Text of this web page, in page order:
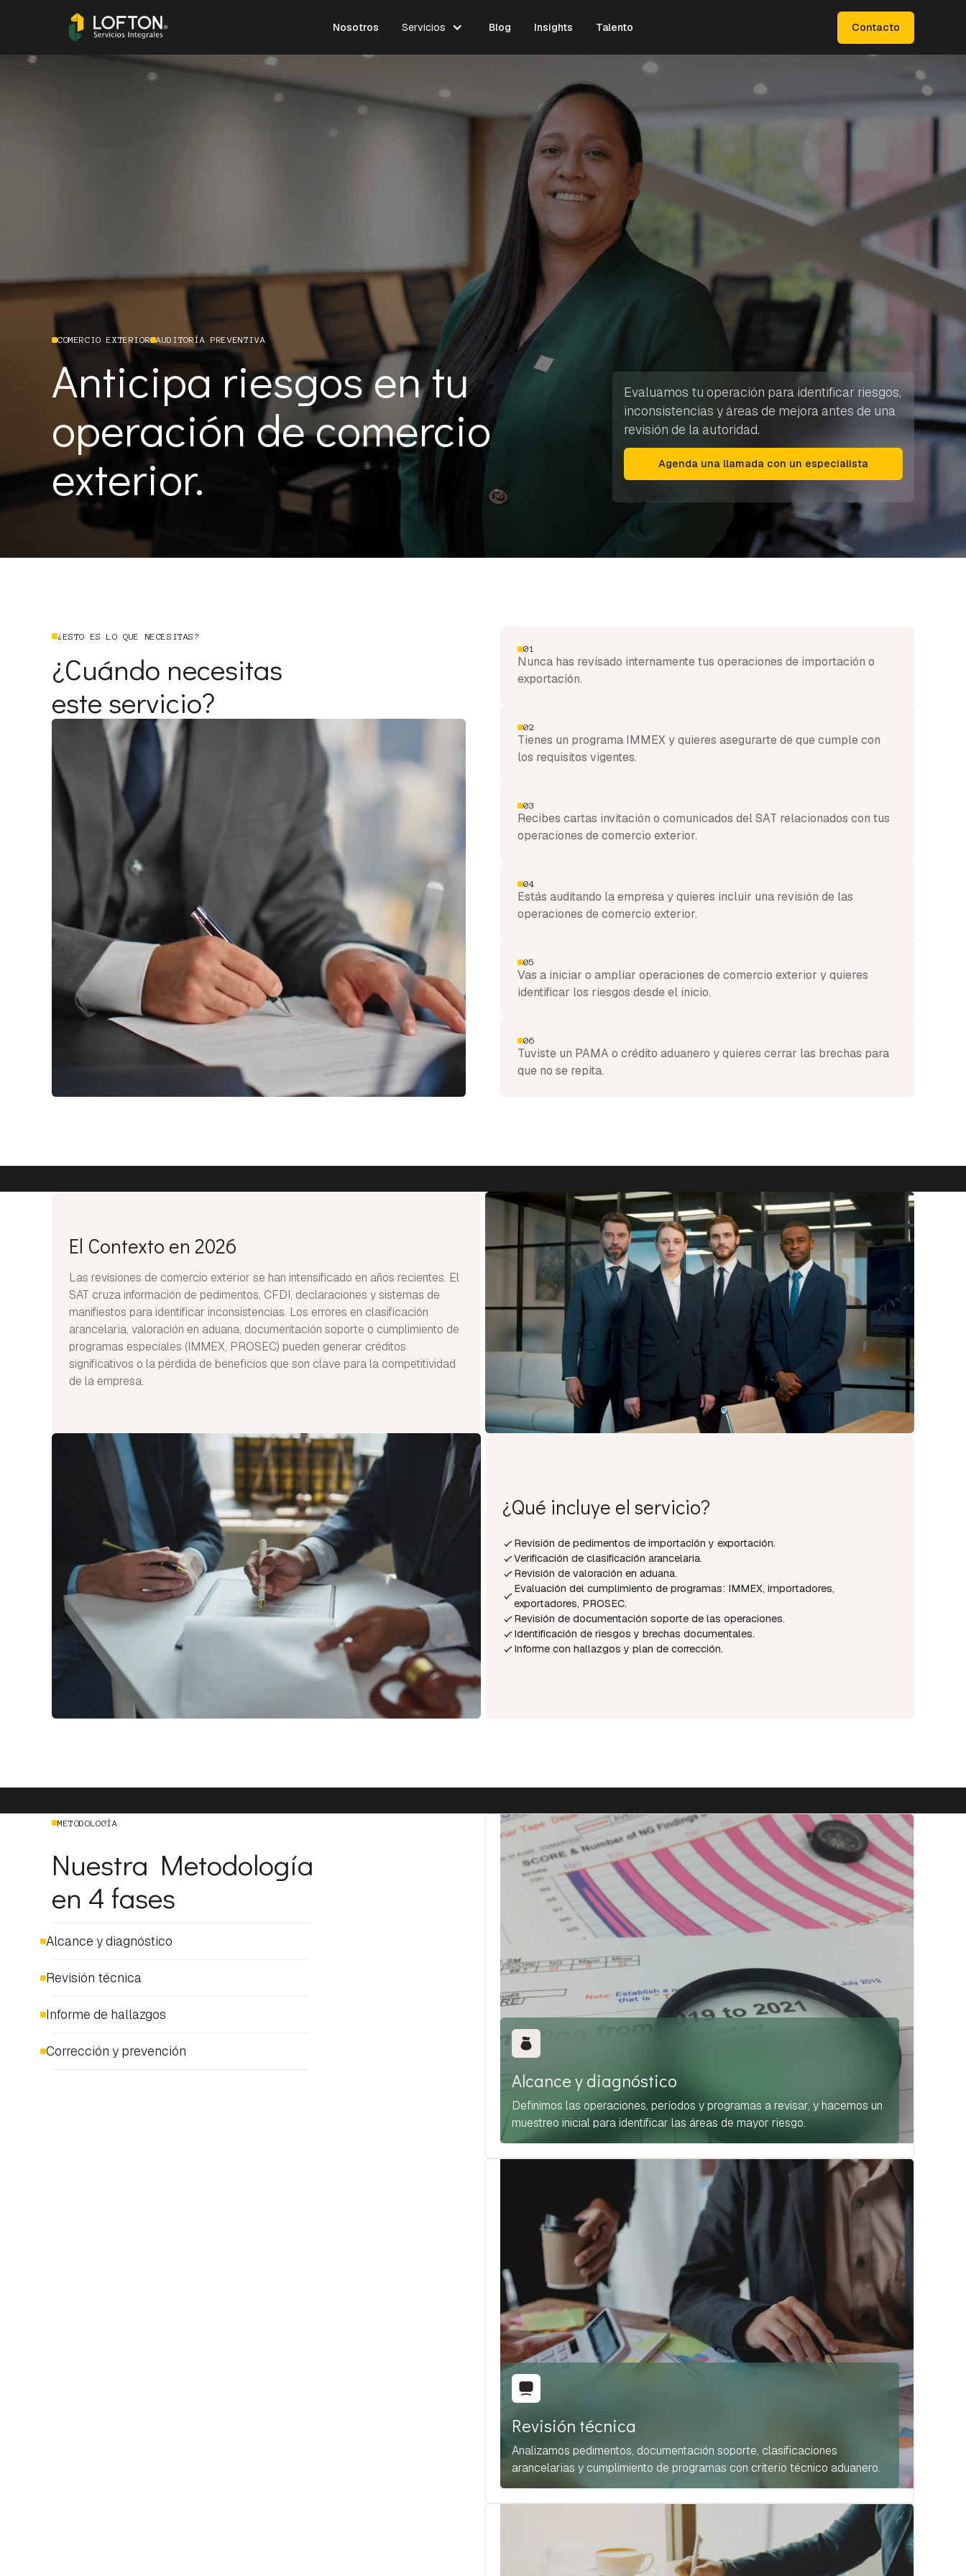
Nosotros Servicios Blog Insights Talento Contacto
COMERCIO EXTERIOR AUDITORÍA PREVENTIVA
Anticipa riesgos en tu
operación de comercio
exterior.
Evaluamos tu operación para identificar riesgos,
inconsistencias y áreas de mejora antes de una
revisión de la autoridad.
Agenda una llamada con un especialista
¿ESTO ES LO QUE NECESITAS?
¿Cuándo necesitas
este servicio?
01
Nunca has revisado internamente tus operaciones de importación o
exportación.
02
Tienes un programa IMMEX y quieres asegurarte de que cumple con
los requisitos vigentes.
03
Recibes cartas invitación o comunicados del SAT relacionados con tus
operaciones de comercio exterior.
04
Estás auditando la empresa y quieres incluir una revisión de las
operaciones de comercio exterior.
05
Vas a iniciar o ampliar operaciones de comercio exterior y quieres
identificar los riesgos desde el inicio.
06
Tuviste un PAMA o crédito aduanero y quieres cerrar las brechas para
que no se repita.
El Contexto en 2026
Las revisiones de comercio exterior se han intensificado en años recientes. El
SAT cruza información de pedimentos, CFDI, declaraciones y sistemas de
manifiestos para identificar inconsistencias. Los errores en clasificación
arancelaria, valoración en aduana, documentación soporte o cumplimiento de
programas especiales (IMMEX, PROSEC) pueden generar créditos
significativos o la pérdida de beneficios que son clave para la competitividad
de la empresa.
¿Qué incluye el servicio?
Revisión de pedimentos de importación y exportación.
Verificación de clasificación arancelaria.
Revisión de valoración en aduana.
Evaluación del cumplimiento de programas: IMMEX, importadores,
exportadores, PROSEC.
Revisión de documentación soporte de las operaciones.
Identificación de riesgos y brechas documentales.
Informe con hallazgos y plan de corrección.
METODOLOGÍA
Nuestra Metodología
en 4 fases
Alcance y diagnóstico
Revisión técnica
Informe de hallazgos
Corrección y prevención
Alcance y diagnóstico
Definimos las operaciones, períodos y programas a revisar, y hacemos un
muestreo inicial para identificar las áreas de mayor riesgo.
Revisión técnica
Analizamos pedimentos, documentación soporte, clasificaciones
arancelarias y cumplimiento de programas con criterio técnico aduanero.